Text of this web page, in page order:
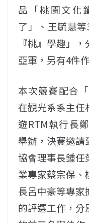
品「桃園文化
了」、王毓慧
『桃』學趣」
亞軍，另有4件
本次競賽配合
在觀光系系主任
遊RTM執行長
舉辦，決賽邀請
協會理事長鍾任
業專家蔡宗保、
長呂中豪等專家
的評選工作，分